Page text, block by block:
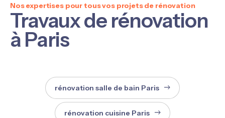
Nos expertises pour tous vos projets de rénovation
Travaux de rénovation
à Paris
rénovation salle de bain Paris
rénovation cuisine Paris